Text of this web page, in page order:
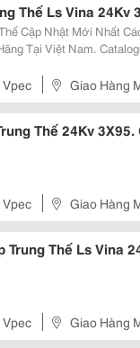
Thế Ls Vina
Giá Cáp
Tại Việt Nam.
Nghiệp: Vpec.vn Báo Giá DâyGiao Hàng
Thế 24Kv
Giao Hàng
Trung Thế Ls Vina
Giao Hàng